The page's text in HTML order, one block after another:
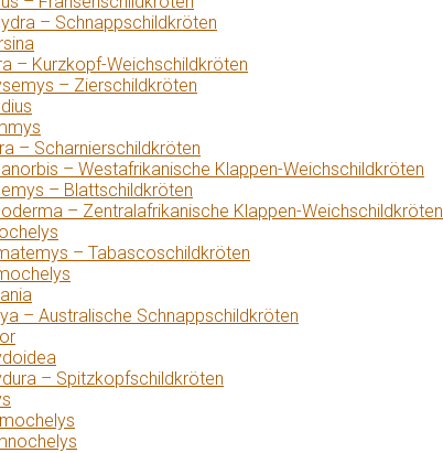
– Schnappschildkröten
– Kurzkopf-Weichschildkröten
– Zierschildkröten
– Scharnierschildkröten
– Westafrikanische Klappen-Weichschildkröten
– Blattschildkröten
– Zentralafrikanische Klappen-Weichschildkröten
– Tabascoschildkröten
– Australische Schnappschildkröten
– Spitzkopfschildkröten